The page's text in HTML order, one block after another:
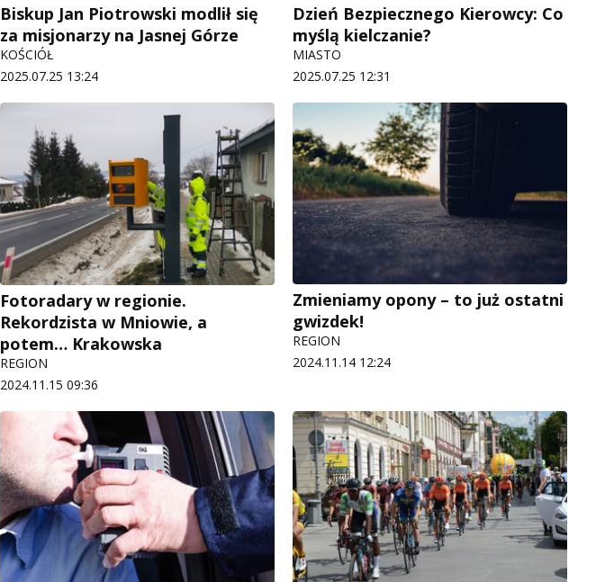
Biskup Jan Piotrowski modlił się
za misjonarzy na Jasnej Górze
KOŚCIÓŁ
2025.07.25 13:24
Dzień Bezpiecznego Kierowcy: Co
myślą kielczanie?
MIASTO
2025.07.25 12:31
Fotoradary w regionie.
Rekordzista w Mniowie, a
potem… Krakowska
REGION
2024.11.15 09:36
Zmieniamy opony – to już ostatni
gwizdek!
REGION
2024.11.14 12:24